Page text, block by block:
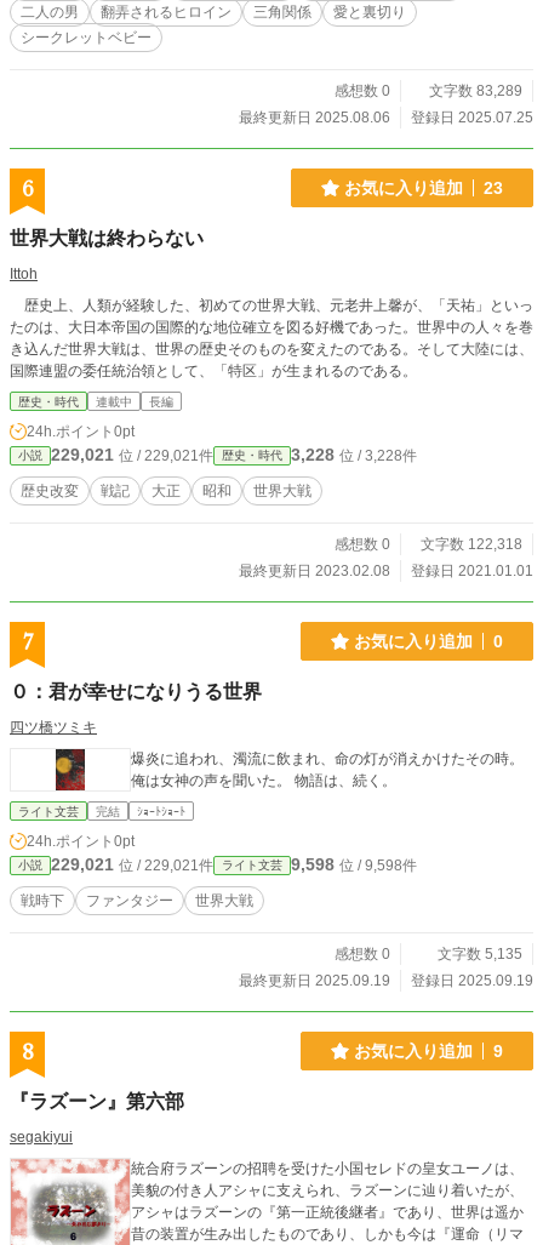
を ～見捨てられた伯爵夫人は高利貸しの愛で再び輝く～」h
ttps://www.alphapolis.co.jp/novel/186501789/882891036と直
二人の男 翻弄されるヒロイン 三角関係
愛と裏切り
シークレットベビー
感想数 0
文字数 83,289
最終更新日 2025.08.06
登録日 2025.07.25
6 お気に入り追加 23
世界大戦は終わらない
Ittoh
歴史上、人類が経験した、初めての世界大戦、元老井上馨が、「天祐」といっ
たのは、大日本帝国の国際的な地位確立を図る好機であった。世界中の人々を巻
き込んだ世界大戦は、世界の歴史そのものを変えたのである。そして大陸には、
国際連盟の委任統治領として、「特区」が生まれるのである。
歴史・時代 連載中 長編
24h.ポイント 0pt
小説 229,021 位 / 229,021件 歴史・時代 3,228 位 / 3,228件
歴史改変 戦記 大正 昭和 世界大戦
感想数 0
文字数 122,318
最終更新日 2023.02.08
登録日 2021.01.01
7 お気に入り追加 0
０：君が幸せになりうる世界
四ツ橋ツミキ
爆炎に追われ、濁流に飲まれ、命の灯が消えかけたその時。
俺は女神の声を聞いた。 物語は、続く。
ライト文芸 完結 ｼｮｰﾄｼｮｰﾄ
24h.ポイント 0pt
小説 229,021 位 / 229,021件 ライト文芸 9,598 位 / 9,598件
戦時下 ファンタジー 世界大戦
感想数 0
文字数 5,135
最終更新日 2025.09.19
登録日 2025.09.19
8 お気に入り追加 9
『ラズーン』第六部
segakiyui
統合府ラズーンの招聘を受けた小国セレドの皇女ユーノは、
美貌の付き人アシャに支えられ、ラズーンに辿り着いたが、
アシャはラズーンの『第一正統後継者』であり、世界は遥か
昔の装置が生み出したものであり、しかも今は『運命（リマ